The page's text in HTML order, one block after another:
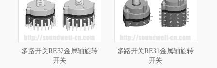
多路开关RE32金属轴旋转
开关
多路开关RE31金属轴旋转
开关